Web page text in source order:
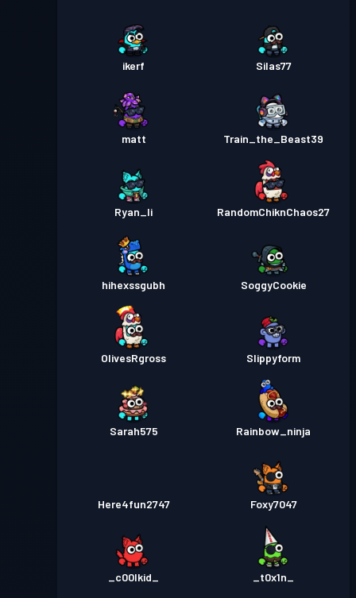
ikerf Silas77
matt Train_the_Beast39
Ryan_li RandomChiknChaos27
hihexssgubh SoggyCookie
OlivesRgross Slippyform
Sarah575 Rainbow_ninja
Here4fun2747 Foxy7047
_c00lkid_ _t0x1n_